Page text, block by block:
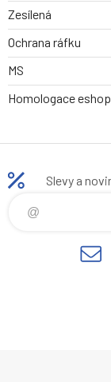
Zesílená
Ochrana ráfku
MS
Homologace eshop
Slevy a